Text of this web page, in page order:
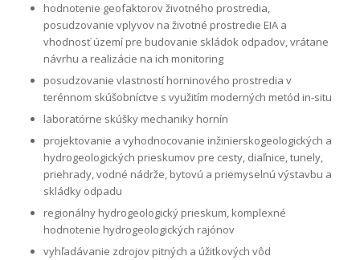
hodnotenie geofaktorov životného prostredia,
posudzovanie vplyvov na životné prostredie EIA a
vhodnosť území pre budovanie skládok odpadov, vrátane
návrhu a realizácie na ich monitoring
posudzovanie vlastností horninového prostredia v
terénnom skúšobníctve s využitím moderných metód in-situ
laboratórne skúšky mechaniky hornín
projektovanie a vyhodnocovanie inžinierskogeologických a
hydrogeologických prieskumov pre cesty, diaľnice, tunely,
priehrady, vodné nádrže, bytovú a priemyselnú výstavbu a
skládky odpadu
regionálny hydrogeologický prieskum, komplexné
hodnotenie hydrogeologických rajónov
vyhľadávanie zdrojov pitných a úžitkových vôd